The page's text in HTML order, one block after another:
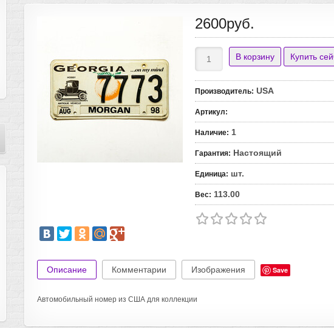
2600руб.
Производитель: USA
Артикул:
Наличие: 1
Гарантия: Настоящий
Единица: шт.
Вес: 113.00
Описание Комментарии Изображения Save
Автомобильный номер из США для коллекции